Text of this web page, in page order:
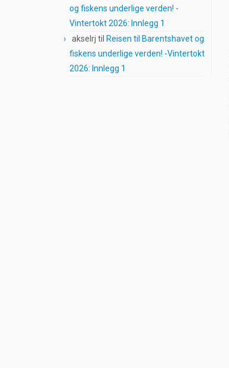
og fiskens underlige verden! -
Vintertokt 2026: Innlegg 1
akselrj til Reisen til Barentshavet og
fiskens underlige verden! -Vintertokt
2026: Innlegg 1